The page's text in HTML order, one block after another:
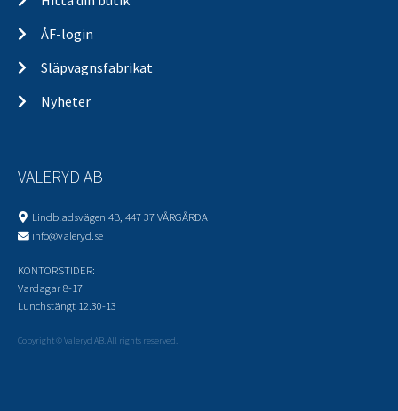
ÅF-login
Släpvagnsfabrikat
Nyheter
VALERYD AB
Lindbladsvägen 4B, 447 37 VÅRGÅRDA
info@valeryd.se
KONTORSTIDER:
Vardagar 8-17
Lunchstängt 12.30-13
Copyright © Valeryd AB. All rights reserved.